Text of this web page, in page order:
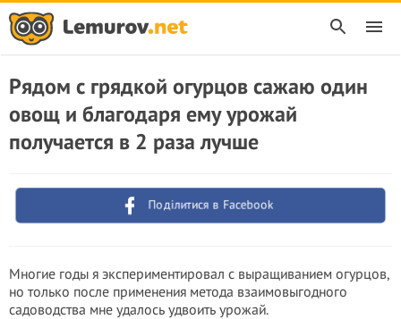
Рядом с грядкой огурцов сажаю один
овощ и благодаря ему урожай
получается в 2 раза лучше
Поділитися в Facebook
Многие годы я экспериментировал с выращиванием огурцов,
но только после применения метода взаимовыгодного
садоводства мне удалось удвоить урожай.